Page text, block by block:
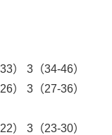
） 3（34-46）
） 3（27-36）
） 3（23-30）